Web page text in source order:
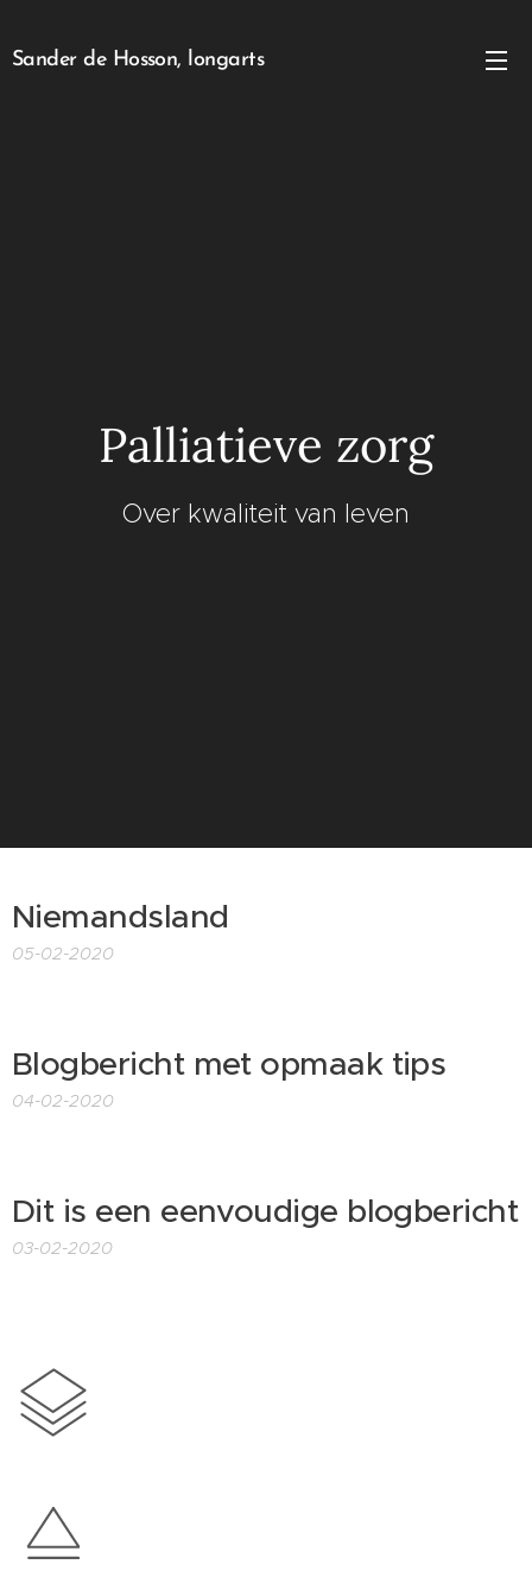
Sander de Hosson, longarts
Palliatieve zorg
Over kwaliteit van leven
Niemandsland
05-02-2020
Blogbericht met opmaak tips
04-02-2020
Dit is een eenvoudige blogbericht
03-02-2020